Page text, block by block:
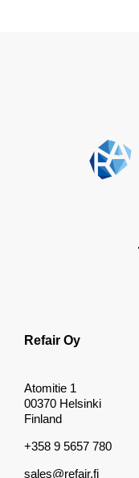
Refair Oy
Atomitie 1
00370 Helsinki
Finland
+358 9 5657 780
sales@refair.fi